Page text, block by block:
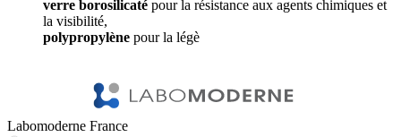
verre borosilicaté pour la résistance aux agents chimiques et
la visibilité,
polypropylène pour la légè
Labomoderne France